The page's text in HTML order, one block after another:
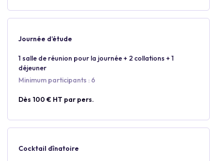
Journée d’étude
1 salle de réunion pour la journée + 2 collations + 1
déjeuner
Minimum participants : 6
Dès 100 € HT par pers.
Cocktail dînatoire